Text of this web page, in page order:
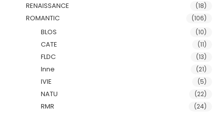
RENAISSANCE (18)
ROMANTIC (106)
BLOS (10)
CATE (11)
FLDC (13)
Inne (21)
IVIE (5)
NATU (22)
RMR (24)